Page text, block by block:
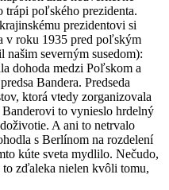
trápi poľského prezidenta.
prezidentovi si
v roku 1935 pred poľským
severným susedom):
dohoda medzi Poľskom a
Bandera. Predseda
ktorá vtedy zorganizovala
to vynieslo hrdelný
A ani to netrvalo
s Berlínom na rozdelení
kúte sveta mydlilo. Nečudo,
zďaleka nielen kvôli tomu,